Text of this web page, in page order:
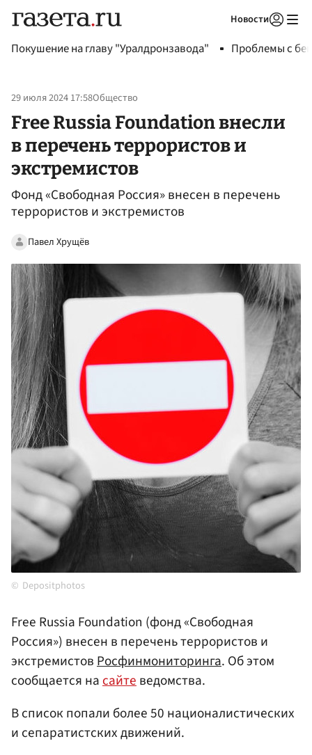
Новости
Покушение на главу "Уралдронзавода" Проблемы с
29 июля 2024 17:58Общество
Free Russia Foundation внесли
в перечень террористов и
экстремистов
Фонд «Свободная Россия» внесен в перечень
террористов и экстремистов
Павел Хрущёв
Depositphotos
Free Russia Foundation (фонд «Свободная
Россия») внесен в перечень террористов и
экстремистовРосфинмониторинга. Об этом
сообщается насайтеведомства.
В список попали более 50 националистических
и сепаратистских движений.